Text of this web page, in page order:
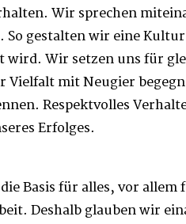
Wir sprechen
So gestalten wir eine
wird. Wir setzen uns für
Vielfalt mit Neugier
Respektvolles
Erfolges.
Basis für alles, vor allem
Deshalb glauben wir